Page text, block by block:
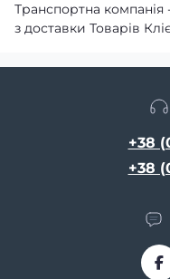
Транспортна
з доставки Товарів
+38
+38